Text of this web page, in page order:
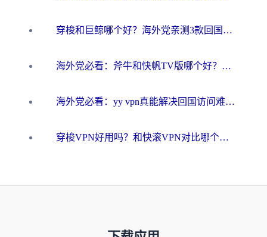
穿梭和巨鲸哪个好？海外党亲测3款回国加速器，教你避开90%的坑
海外党必看：斧牛和快帆TV版哪个好？3分钟选对回国加速器，无缝刷B站、追热剧
海外党必看：yy vpn真能解决回国访问难题？附云极initap测评+免费方案对比
穿梭VPN好用吗？和快滚VPN对比哪个回国效果更好？海外党选回国加速器必看指南